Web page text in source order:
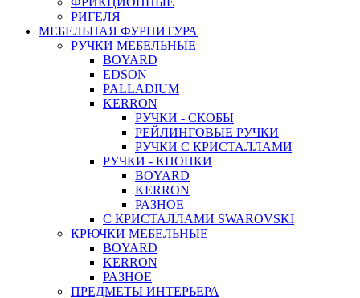
РИГЕЛЯ
МЕБЕЛЬНАЯ ФУРНИТУРА
РУЧКИ МЕБЕЛЬНЫЕ
BOYARD
EDSON
PALLADIUM
KERRON
РУЧКИ - СКОБЫ
РЕЙЛИНГОВЫЕ РУЧКИ
РУЧКИ С КРИСТАЛЛАМИ
РУЧКИ - КНОПКИ
BOYARD
KERRON
РАЗНОЕ
С КРИСТАЛЛАМИ SWAROVSKI
КРЮЧКИ МЕБЕЛЬНЫЕ
BOYARD
KERRON
РАЗНОЕ
ПРЕДМЕТЫ ИНТЕРЬЕРА